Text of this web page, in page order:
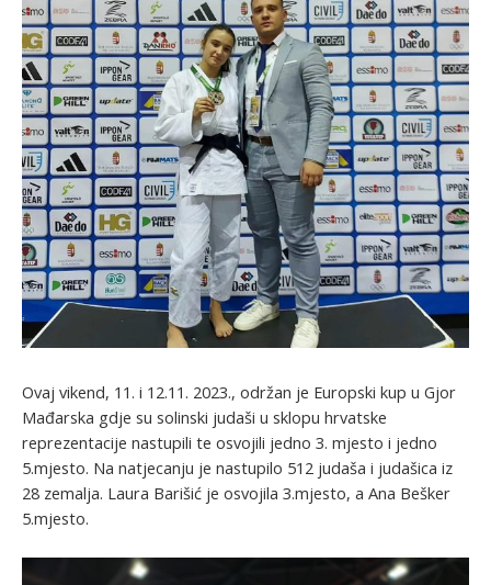
Ovaj vikend, 11. i 12.11. 2023., održan je Europski kup u Gjor
Mađarska gdje su solinski judaši u sklopu hrvatske
reprezentacije nastupili te osvojili jedno 3. mjesto i jedno
5.mjesto. Na natjecanju je nastupilo 512 judaša i judašica iz
28 zemalja. Laura Barišić je osvojila 3.mjesto, a Ana Bešker
5.mjesto.